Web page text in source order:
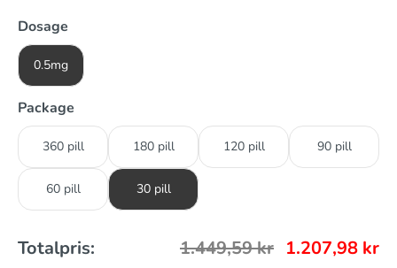
Dosage
0.5mg
Package
360 pill 180 pill 120 pill 90 pill
60 pill 30 pill
Totalpris: 1.449,59kr 1.207,98 kr